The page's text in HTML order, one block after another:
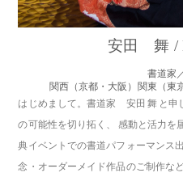
安田 舞 /
書道家
関西（京都・大阪）関東（東
はじめまして。書道家 安田 舞 と申
の可能性を切り拓く、 感動と活力を
典イベントでの書道パフォーマンス
念・オーダーメイド作品のご制作な